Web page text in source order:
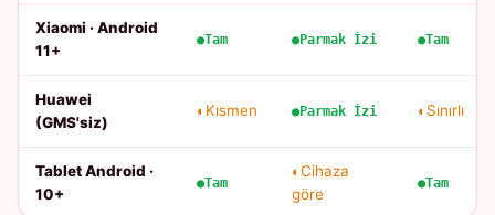
Xiaomi · Android
11+
Tam Parmak İzi Tam
Huawei
(GMS'siz)
Kısmen Parmak İzi Sınırlı
Tablet Android ·
10+
Tam
Cihaza
göre
Tam